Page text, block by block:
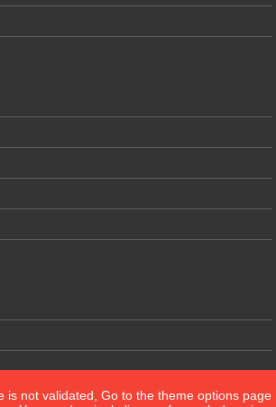
is not validated, Go to the theme options page